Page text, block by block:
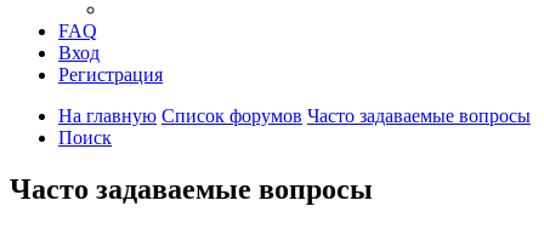
FAQ
Вход
Регистрация
На главную Список форумов Часто задаваемые вопросы
Поиск
Часто задаваемые вопросы